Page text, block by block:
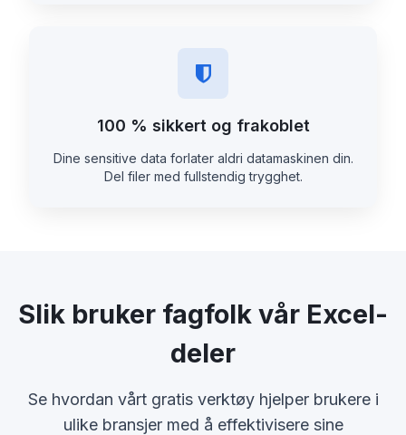
100 % sikkert og frakoblet
Dine sensitive data forlater aldri datamaskinen din.
Del filer med fullstendig trygghet.
Slik bruker fagfolk vår Excel-
deler
Se hvordan vårt gratis verktøy hjelper brukere i
ulike bransjer med å effektivisere sine